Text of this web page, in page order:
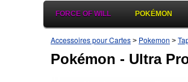
FORCE OF WILL POKÉMON
Accessoires pour Cartes > Pokemon >
Pokémon - Ultra